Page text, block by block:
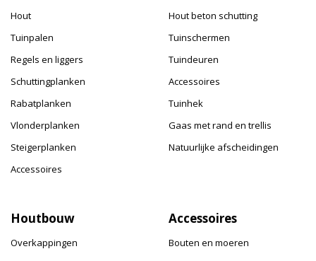
Hout
Tuinpalen
Regels en liggers
Schuttingplanken
Rabatplanken
Vlonderplanken
Steigerplanken
Accessoires
Hout beton schutting
Tuinschermen
Tuindeuren
Accessoires
Tuinhek
Gaas met rand en trellis
Natuurlijke afscheidingen
Houtbouw
Overkappingen
Accessoires
Bouten en moeren